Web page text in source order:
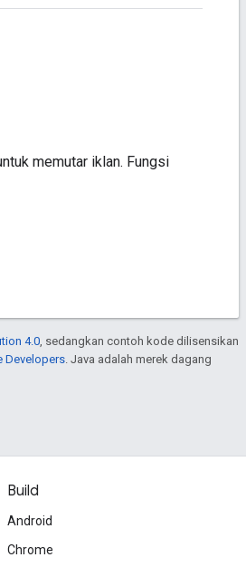
memutar iklan. Fungsi
4.0 , sedangkan contoh kode dilisensikan
Developers . Java adalah merek dagang
Build
Android
Chrome